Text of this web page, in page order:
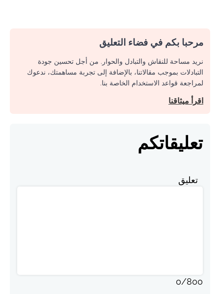
مرحبا بكم في فضاء التعليق
نريد مساحة للنقاش والتبادل والحوار. من أجل تحسين جودة
التبادلات بموجب مقالاتنا، بالإضافة إلى تجربة مساهمتك، ندعوك
لمراجعة قواعد الاستخدام الخاصة بنا.
اقرأ ميثاقنا
تعليقاتكم
تعليق
0/800